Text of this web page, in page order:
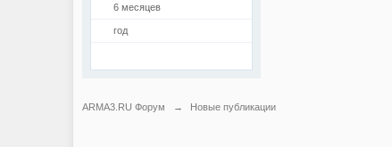
6 месяцев
год
ARMA3.RU Форум → Новые публикации